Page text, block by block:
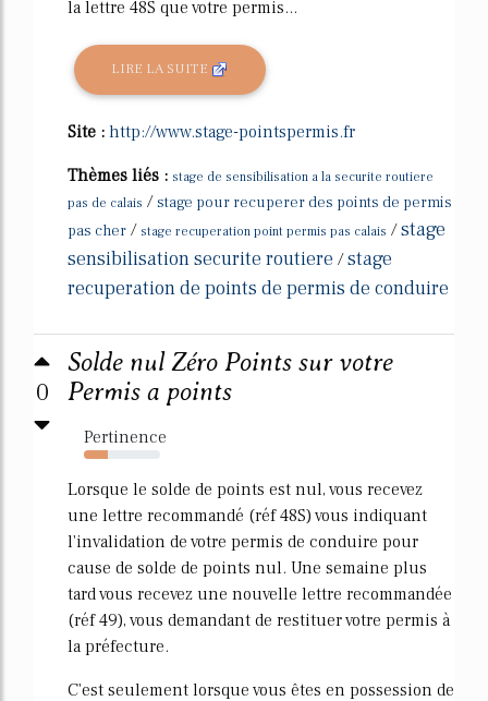
la lettre 48S que votre permis...
LIRE LA SUITE
Site : http://www.stage-pointspermis.fr
Thèmes liés : stage de sensibilisation a la securite routiere
pas de calais /stage pour recuperer des points de permis
pas cher / stage recuperation point permis pas calais /stage
sensibilisation securite routiere /stage
recuperation de points de permis de conduire
0
Solde nul Zéro Points sur votre
Permis a points
Pertinence
32%
Lorsque le solde de points est nul, vous recevez
une lettre recommandé (réf 48S) vous indiquant
l'invalidation de votre permis de conduire pour
cause de solde de points nul. Une semaine plus
tard vous recevez une nouvelle lettre recommandée
(réf 49), vous demandant de restituer votre permis à
la préfecture.
C'est seulement lorsque vous êtes en possession de